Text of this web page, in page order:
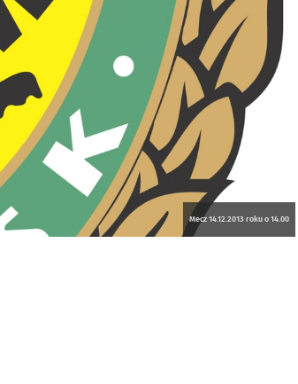
Mecz 14.12.2013 roku o 14.00